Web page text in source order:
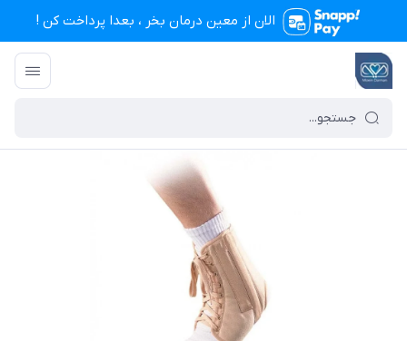
الان از معین درمان بخر ، بعدا پرداخت کن !
تجهیزات پزشکی معین درمان